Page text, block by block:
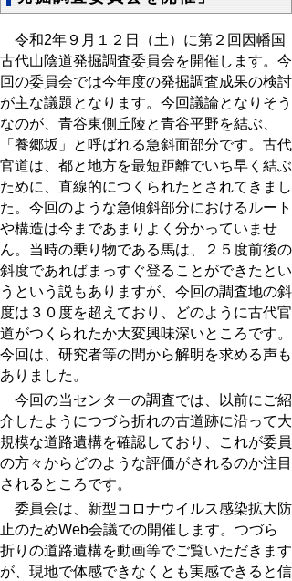
令和2年９月１２日（土）に第２回因幡国
古代山陰道発掘調査委員会を開催します。今
回の委員会では今年度の発掘調査成果の検討
が主な議題となります。今回議論となりそう
なのが、青谷東側丘陵と青谷平野を結ぶ、
「養郷坂」と呼ばれる急斜面部分です。古代
官道は、都と地方を最短距離でいち早く結ぶ
ために、直線的につくられたとされてきまし
た。今回のような急傾斜部分におけるルート
や構造は今まであまりよく分かっていませ
ん。当時の乗り物である馬は、２５度前後の
斜度であればまっすぐ登ることができたとい
うという説もありますが、今回の調査地の斜
度は３０度を超えており、どのように古代官
道がつくられたか大変興味深いところです。
今回は、研究者等の間から解明を求める声も
ありました。
今回の当センターの調査では、以前にご紹
介したようにつづら折れの古道跡に沿って大
規模な道路遺構を確認しており、これが委員
の方々からどのような評価がされるのか注目
されるところです。
委員会は、新型コロナウイルス感染拡大防
止のためWeb会議での開催します。つづら
折りの道路遺構を動画等でご覧いただきます
が、現地で体感できなくとも実感できると信